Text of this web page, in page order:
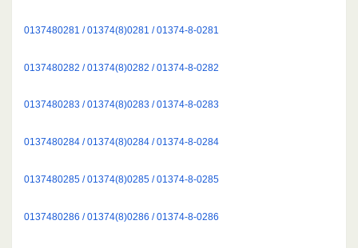
0137480281 / 01374(8)0281 / 01374-8-0281
0137480282 / 01374(8)0282 / 01374-8-0282
0137480283 / 01374(8)0283 / 01374-8-0283
0137480284 / 01374(8)0284 / 01374-8-0284
0137480285 / 01374(8)0285 / 01374-8-0285
0137480286 / 01374(8)0286 / 01374-8-0286